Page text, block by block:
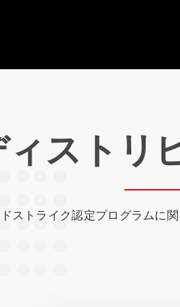
ストリ
ストライク認定プログラムに